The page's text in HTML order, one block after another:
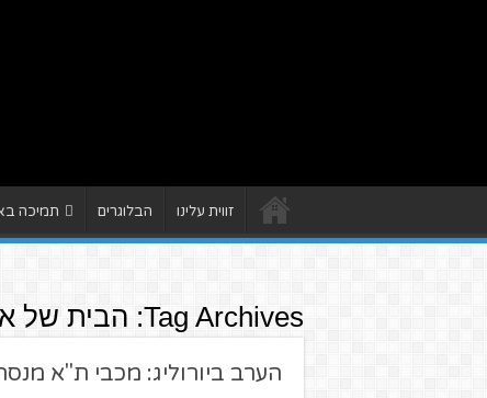
זווית עלינו הבלוגרים תמיכה
Tag Archives: הבית של
הערב ביורוליג: מכבי ת"א